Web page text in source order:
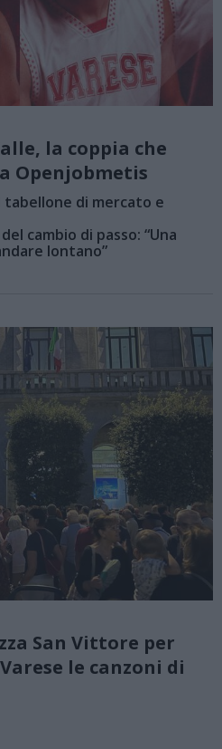
la coppia che
Openjobmetis
di mercato e
cambio di passo: “Una
lontano”
San Vittore per
le canzoni di